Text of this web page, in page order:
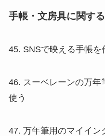
手帳・文房具に関す
45. SNSで映える手帳を
46. スーベレーンの万年
使う
47. 万年筆用のマイイン